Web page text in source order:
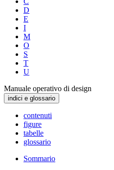
D
E
I
M
O
S
T
U
Manuale operativo di design
indici e glossario
contenuti
figure
tabelle
glossario
Sommario